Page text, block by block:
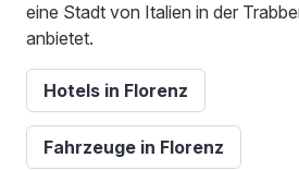
eine Stadt von Italien in der
anbietet.
Hotels in Florenz
Fahrzeuge in Florenz